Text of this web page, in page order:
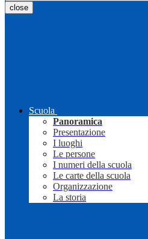
close
Scuola
Panoramica
Presentazione
I luoghi
Le persone
I numeri della scuola
Le carte della scuola
Organizzazione
La storia